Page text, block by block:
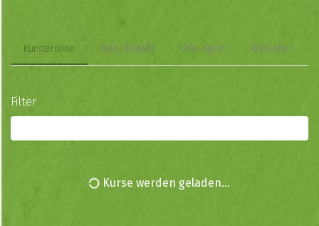
Kurstermine Mehr Details Info-Agent Kursleiter
Filter
Kurse werden geladen...